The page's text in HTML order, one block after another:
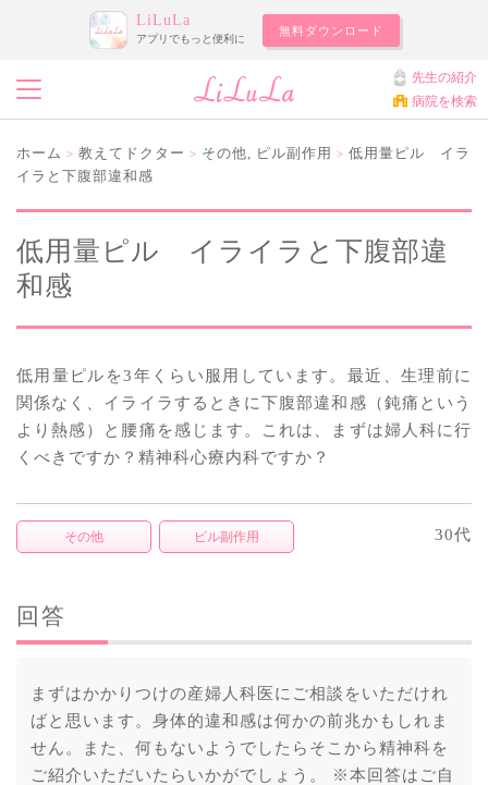
LiLuLa
アプリでもっと便利に
無料ダウンロード
先生の紹介
病院を検索
ホーム > 教えてドクター > その他, ピル副作用 > 低用量ピル イラ
イラと下腹部違和感
低用量ピル イライラと下腹部違
和感
低用量ピルを3年くらい服用しています。最近、生理前に
関係なく、イライラするときに下腹部違和感（鈍痛という
より熱感）と腰痛を感じます。これは、まずは婦人科に行
くべきですか？精神科心療内科ですか？
その他 ピル副作用 30代
回答
まずはかかりつけの産婦人科医にご相談をいただけれ
ばと思います。身体的違和感は何かの前兆かもしれま
せん。また、何もないようでしたらそこから精神科を
ご紹介いただいたらいかがでしょう。 ※本回答はご自